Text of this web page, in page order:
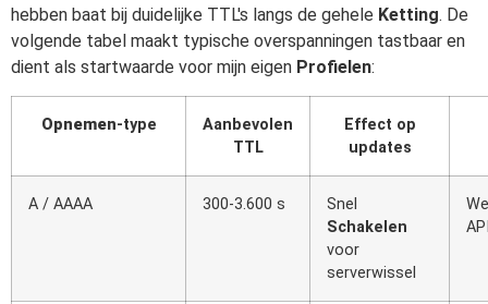
hebben baat bij duidelijke TTL's langs de gehele Ketting. De
volgende tabel maakt typische overspanningen tastbaar en
dient als startwaarde voor mijn eigen Profielen:
Opnemen-type
Aanbevolen
TTL
Effect op
updates
A / AAAA 300-3.600 s
Snel
Schakelen
voor
serverwissel